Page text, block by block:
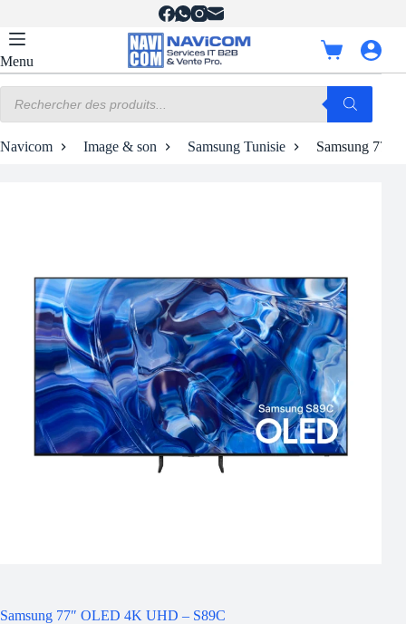
contenu
Menu
Panier
d’achat
produits
Navicom Image & son Samsung Tunisie Samsung 77″
Samsung 77″ OLED 4K UHD – S89C